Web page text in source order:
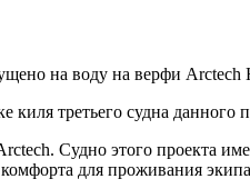
на воду на верфи Arctech
третьего судна данного
Судно этого проекта
для проживания